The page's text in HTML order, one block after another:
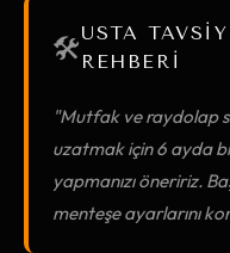
🛠️USTA
REHBERİ
"Mutfak ve raydolap
uzatmak için 6 ayda
yapmanızı öneririz.
menteşe ayarlarını